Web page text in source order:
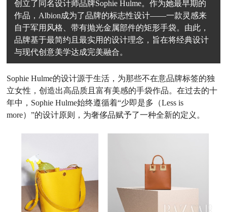
创立了同名设计师品牌Sophie Hulme。作为她最早期的
作品，Albion成为了品牌的标志性设计——一款灵感来
自于军用风格、带有抛光金属部件的矩形手袋。由此，
品牌基于最简约且最实用的设计理念，旨在将经典设计
与现代创意美学达成完美融合。
Sophie Hulme的设计源于生活，为那些不在意品牌标签的独
立女性，创造出高品质且富有美感的手袋作品。在过去的十
年中，Sophie Hulme始终遵循着“少即是多（Less is
more）”的设计原则，为奢侈品赋予了一种全新的定义。